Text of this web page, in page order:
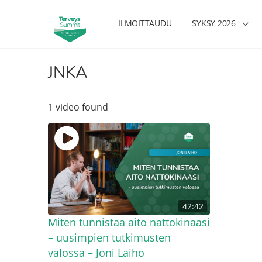
ILMOITTAUDU SYKSY 2026
JNKA
1 video found
42:42
Miten tunnistaa aito nattokinaasi
– uusimpien tutkimusten
valossa – Joni Laiho